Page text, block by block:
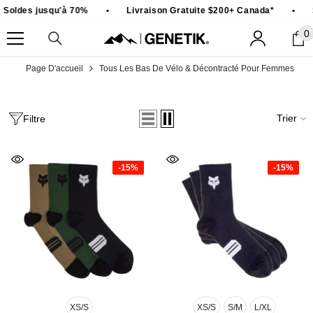
PASSER AU CONTENU
jusqu'à 70% Livraison Gratuite $200+ Canada*
0
0
Page D'accueil Tous Les Bas De Vélo & Décontracté Pour Femmes
Filtre Trier
-15%
XS/S
-15%
XS/S S/M L/XL